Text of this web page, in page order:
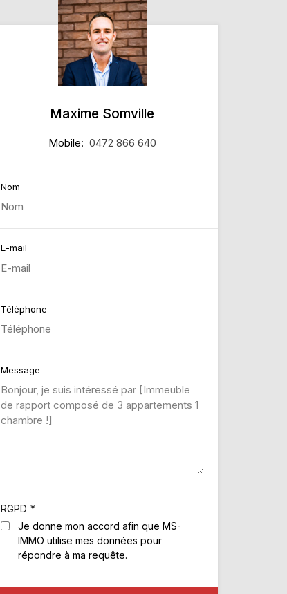
Maxime Somville
Mobile: 0472 866 640
Nom
E-mail
Téléphone
Message
RGPD *
Je donne mon accord afin que MS-
IMMO utilise mes données pour
répondre à ma requête.